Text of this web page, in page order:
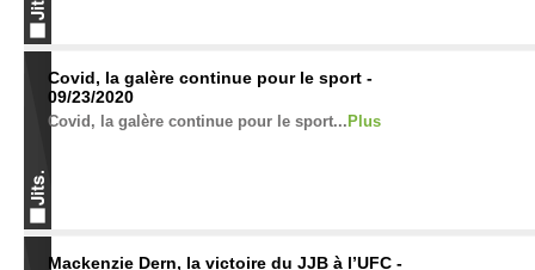
Covid, la galère continue pour le sport -
09/23/2020
Covid, la galère continue pour le sport... Plus
Mackenzie Dern, la victoire du JJB à l’UFC -